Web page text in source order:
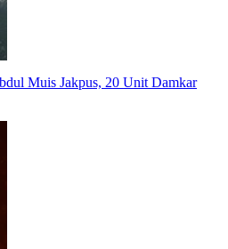
Muis Jakpus, 20 Unit Damkar